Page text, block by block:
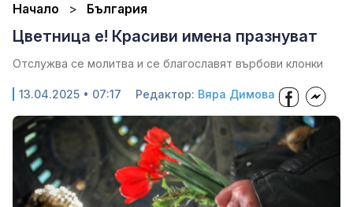
Начало България
Цветница е! Красиви имена празнуват
Отслужва се молитва и се благославят върбови клонки
13.04.2025 • 07:17 Редактор: Вяра Димова